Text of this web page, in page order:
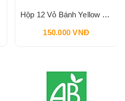
Hộp 12 Vỏ Bánh Yellow Corn Taco Shells ORTEGA 140g
150.000 VNĐ